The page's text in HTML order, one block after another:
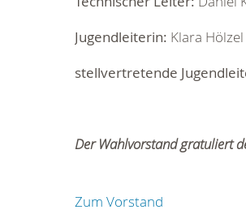
Jugendleiterin: Klara Hölzel
stellvertretende
Der Wahlvorstand gratuliert
Zum Vorstand